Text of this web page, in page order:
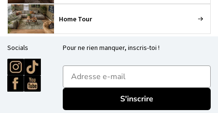
Home Tour
Socials Pour ne rien manquer, inscris-toi !
E-mailadres
S'inscrire